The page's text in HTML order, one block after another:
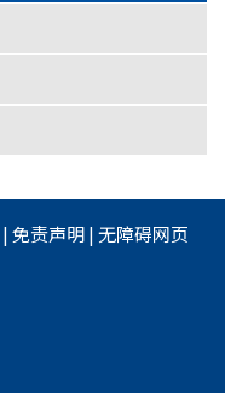
|免责声明|无障碍网页